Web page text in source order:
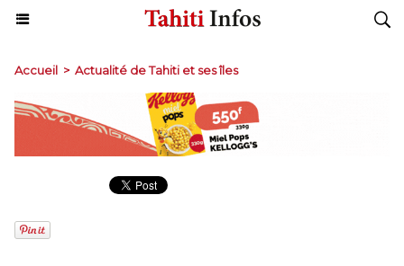
Accueil > Actualité de Tahiti et ses îles